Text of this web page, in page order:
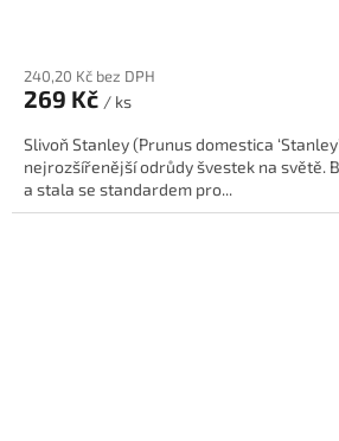
produktu
je
z
5
hvězdiček.
240,20 Kč bez DPH
269 Kč / ks
Slivoň Stanley (Prunus domestica
nejrozšířenější odrůdy švestek na světě.
a stala se standardem pro...